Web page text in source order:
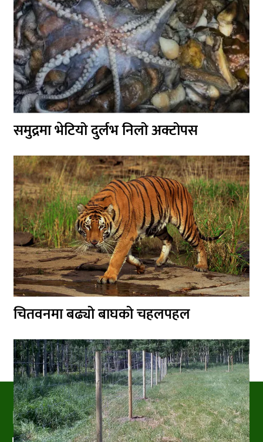
समुद्रमा भेटियो दुर्लभ निलो अक्टोपस
चितवनमा बढ्यो बाघको चहलपहल
PRAKRITIPRESS